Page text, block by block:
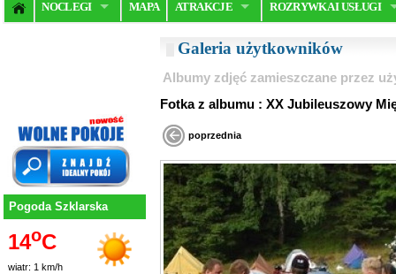
NOCLEGI MAPA ATRAKCJE ROZRYWKA I USŁUGI
Pogoda Szklarska
14oC
wiatr: 1 km/h
Galeria użytkowników
Albumy zdjęć zamieszczane przez
Fotka z albumu : XX
poprzednia